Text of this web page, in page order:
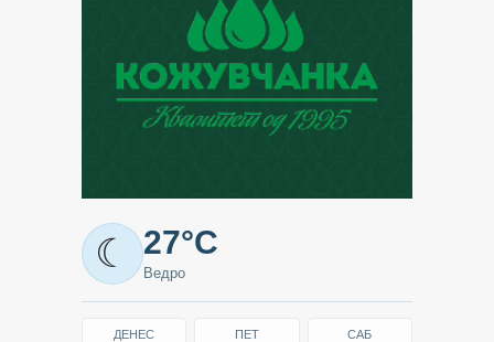
Метео
-
Кавадарци
☾ 27°C
Ведро
ДЕНЕС ПЕТ САБ